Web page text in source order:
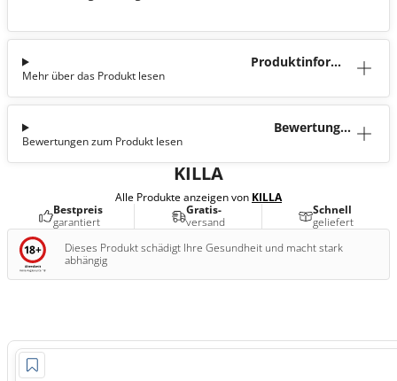
Produktinforma
Mehr über das Produkt lesen
Bewertunge
Bewertungen zum Produkt lesen
KILLA
Alle Produkte anzeigen von KILLA
Bestpreis
garantiert
Gratis-
versand
Schnell
geliefert
Dieses Produkt schädigt Ihre Gesundheit und macht stark
abhängig